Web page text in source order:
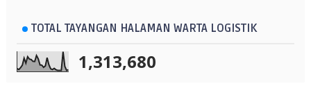
TOTAL TAYANGAN HALAMAN WARTA LOGISTIK
1,313,680